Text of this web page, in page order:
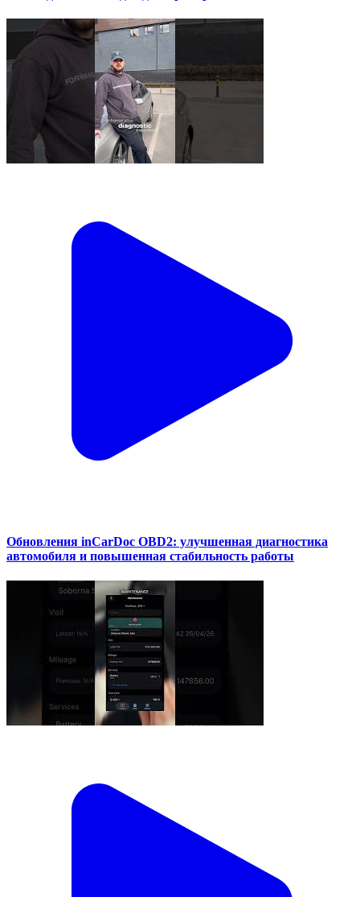
Обновления inCarDoc OBD2: улучшенная диагностика
автомобиля и повышенная стабильность работы